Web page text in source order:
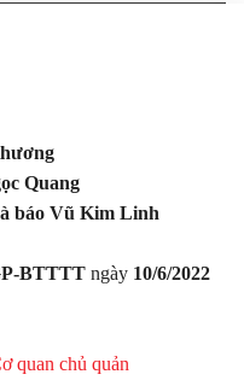
Quang
báo Vũ Kim Linh
BTTTT ngày 10/6/2022
quan chủ quản